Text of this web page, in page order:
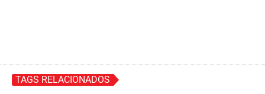
TAGS RELACIONADOS